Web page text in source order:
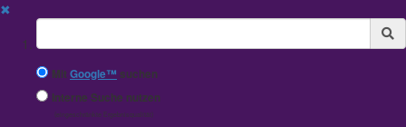
✖
Suchbegriff
MitGoogle™ suchen
Interne Suche nutzen
(eingeschränkte Ergebnisqualität)